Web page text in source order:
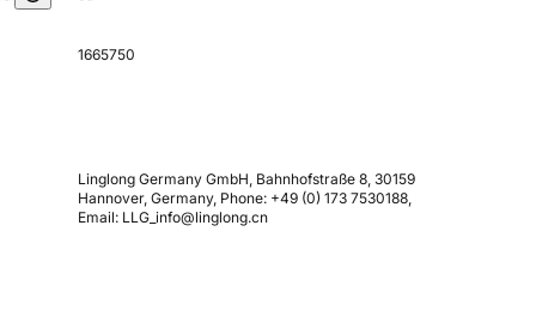
1665750
Linglong Germany GmbH, Bahnhofstraße 8, 30159
Hannover, Germany, Phone: +49 (0) 173 7530188,
Email: LLG_info@linglong.cn